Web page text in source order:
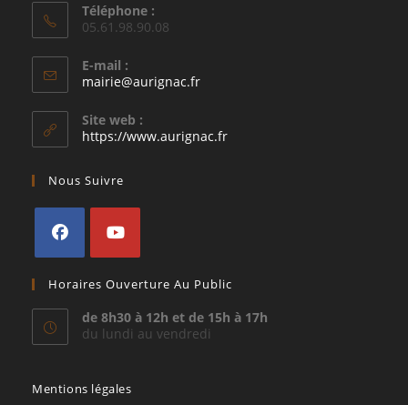
Téléphone :
05.61.98.90.08
E-mail :
mairie@aurignac.frS’ouvre
application
Site web :
https://www.aurignac.fr
Nous Suivre
dans
un
nouvel
dans
un
nouvel
Horaires Ouverture Au Public
de 8h30 à 12h et de 15h à 17h
du lundi au vendredi
Mentions légales